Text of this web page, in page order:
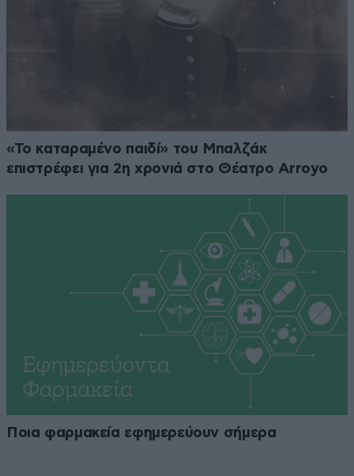
«Το καταραμένο παιδί» του Μπαλζάκ
επιστρέφει για 2η χρονιά στο Θέατρο Arroyo
Ποια φαρμακεία εφημερεύουν σήμερα